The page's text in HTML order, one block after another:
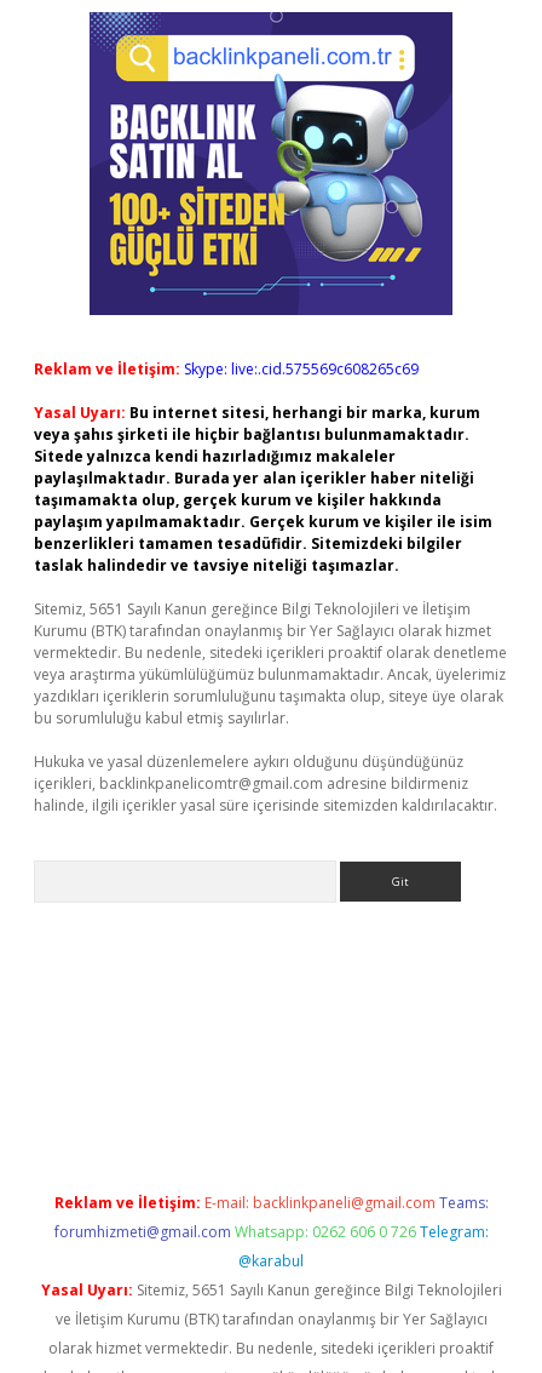
Reklam ve İletişim: Skype: live:.cid.575569c608265c69
Yasal Uyarı: Bu internet sitesi, herhangi bir marka, kurum
veya şahıs şirketi ile hiçbir bağlantısı bulunmamaktadır.
Sitede yalnızca kendi hazırladığımız makaleler
paylaşılmaktadır. Burada yer alan içerikler haber niteliği
taşımamakta olup, gerçek kurum ve kişiler hakkında
paylaşım yapılmamaktadır. Gerçek kurum ve kişiler ile isim
benzerlikleri tamamen tesadüfidir. Sitemizdeki bilgiler
taslak halindedir ve tavsiye niteliği taşımazlar.
Sitemiz, 5651 Sayılı Kanun gereğince Bilgi Teknolojileri ve İletişim
Kurumu (BTK) tarafından onaylanmış bir Yer Sağlayıcı olarak hizmet
vermektedir. Bu nedenle, sitedeki içerikleri proaktif olarak denetleme
veya araştırma yükümlülüğümüz bulunmamaktadır. Ancak, üyelerimiz
yazdıkları içeriklerin sorumluluğunu taşımakta olup, siteye üye olarak
bu sorumluluğu kabul etmiş sayılırlar.
Hukuka ve yasal düzenlemelere aykırı olduğunu düşündüğünüz
içerikleri, backlinkpanelicomtr@gmail.com adresine bildirmeniz
halinde, ilgili içerikler yasal süre içerisinde sitemizden kaldırılacaktır.
Reklam ve İletişim: E-mail: backlinkpaneli@gmail.com Teams:
forumhizmeti@gmail.com Whatsapp: 0262 606 0 726 Telegram:
@karabul
Yasal Uyarı: Sitemiz, 5651 Sayılı Kanun gereğince Bilgi Teknolojileri
ve İletişim Kurumu (BTK) tarafından onaylanmış bir Yer Sağlayıcı
olarak hizmet vermektedir. Bu nedenle, sitedeki içerikleri proaktif